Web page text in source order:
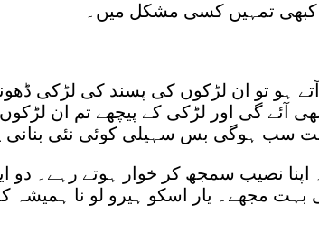
کبھی تمہیں کسی مشکل میں۔
ہو تو ان لڑکوں کی پسند کی لڑکی
گی اور لڑکی کے پیچھے تم ان لڑکوں
سب ہوگی بس سہیلی کوئی نئی بنانی
اپنا نصیب سمجھ کر خوار ہوتے رہے۔ دو
مجھے۔ یار اسکو ہیرو لو نا ہمیشہ